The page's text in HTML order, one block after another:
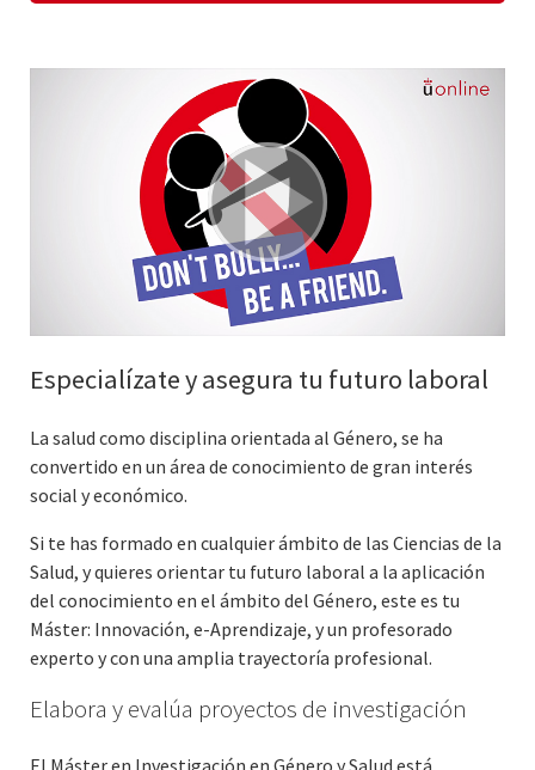
Especialízate y asegura tu futuro laboral
La salud como disciplina orientada al Género, se ha
convertido en un área de conocimiento de gran interés
social y económico.
Si te has formado en cualquier ámbito de las Ciencias de la
Salud, y quieres orientar tu futuro laboral a la aplicación
del conocimiento en el ámbito del Género, este es tu
Máster: Innovación, e-Aprendizaje, y un profesorado
experto y con una amplia trayectoría profesional.
Elabora y evalúa proyectos de investigación